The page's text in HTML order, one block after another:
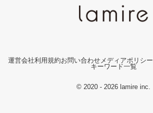
運営会社利用規約お問い合わせ メディアポリシー
キーワード一覧
© 2020 - 2026 lamire inc.